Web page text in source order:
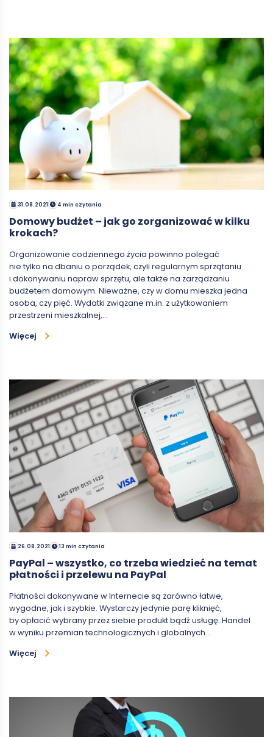
31.08.2021 4 min czytania
Domowy budżet – jak go zorganizować w kilku
krokach?
Organizowanie codziennego życia powinno polegać
nie tylko na dbaniu o porządek, czyli regularnym sprzątaniu
i dokonywaniu napraw sprzętu, ale także na zarządzaniu
budżetem domowym. Nieważne, czy w domu mieszka jedna
osoba, czy pięć. Wydatki związane m.in. z użytkowaniem
przestrzeni mieszkalnej,…
Więcej
26.08.2021 13 min czytania
PayPal – wszystko, co trzeba wiedzieć na temat
płatności i przelewu na PayPal
Płatności dokonywane w Internecie są zarówno łatwe,
wygodne, jak i szybkie. Wystarczy jedynie parę kliknięć,
by opłacić wybrany przez siebie produkt bądź usługę. Handel
w wyniku przemian technologicznych i globalnych…
Więcej